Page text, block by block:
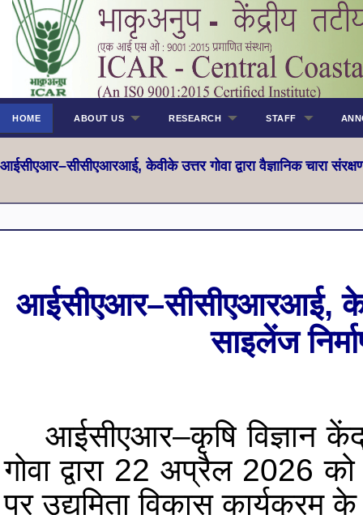
HOME ABOUT US RESEARCH STAFF
आईसीएआर–सीसीएआरआई, केवीके उत्तर गोवा द्वारा वैज्ञानिक चारा
आईसीएआर–सीसीएआरआई,
साइलेंज
आईसीएआर–कृषि विज्ञान
गोवा द्वारा 22 अप्रैल 2026
पर उद्यमिता विकास कार्यक्रम